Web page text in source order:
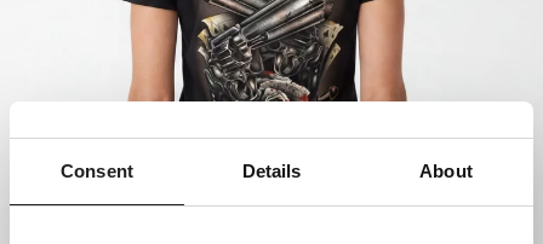
Consent Details About